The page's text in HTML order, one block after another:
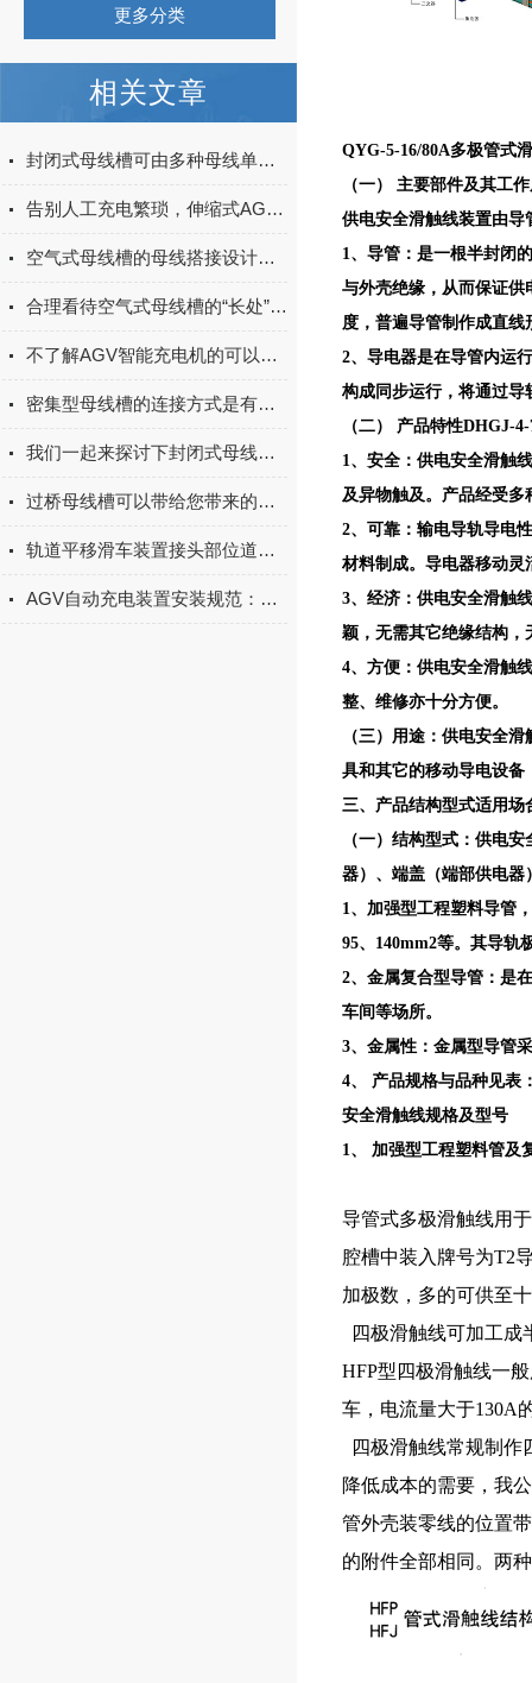
更多分类
相关文章
封闭式母线槽可由多种母线单元组成，它们分别是？
告别人工充电繁琐，伸缩式AGV智能充电站自动补能更省心
空气式母线槽的母线搭接设计原则
合理看待空气式母线槽的“长处”与“不足”
不了解AGV智能充电机的可以进来看看
密集型母线槽的连接方式是有讲究的
我们一起来探讨下封闭式母线槽要怎么安装呢
过桥母线槽可以带给您带来的好处
轨道平移滑车装置接头部位道床变形原因
AGV自动充电装置安装规范：定位精度校准、安全防护（防过载）与布线要点
QYG-5-16/80A多极管式
（一） 主要部件及其工
供电安全滑触线装置由导
1、导管：是一根半封闭
与外壳绝缘，从而保证供
度，普遍导管制作成直
2、导电器是在导管内运
构成同步运行，将通过导
（二） 产品特性DHGJ-
1、安全：供电安全滑触
及异物触及。产品经受多
2、可靠：输电导轨导电
材料制成。导电器移动灵
3、经济：供电安全滑触
颖，无需其它绝缘结构，
4、方便：供电安全滑触
整、维修亦十分方便。
（三）用途：供电安全
具和其它的移动导电设备
三、产品结构型式适用场
（一）结构型式：供电
器）、端盖（端部供电器
1、加强型工程塑料导管
95、140mm2等。其导轨
2、金属复合型导管：是
车间等场所。
3、金属性：金属型导管
4、 产品规格与品种见表
安全滑触线规格及型号
1、 加强型工程塑料管及
导管式多极滑触线用
腔槽中装入牌号为T2
加极数，多的可供至
四极滑触线可加工成
HFP型四极滑触线一
车，电流量大于130A
四极滑触线常规制作
降低成本的需要，我
管外壳装零线的位置
的附件全部相同。两